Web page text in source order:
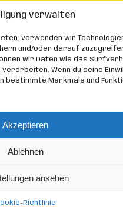
verwalten
verwenden wir
und/oder darauf
wir Daten wie das
Wenn du deine
Merkmale und
Akzeptieren
Ablehnen
ansehen
Richtlinie